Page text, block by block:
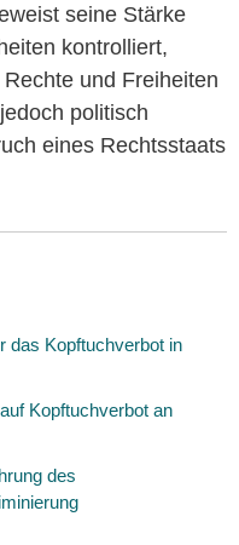
seine Stärke
kontrolliert,
und Freiheiten
politisch
eines Rechtsstaats
das Kopftuchverbot in
Kopftuchverbot an
des